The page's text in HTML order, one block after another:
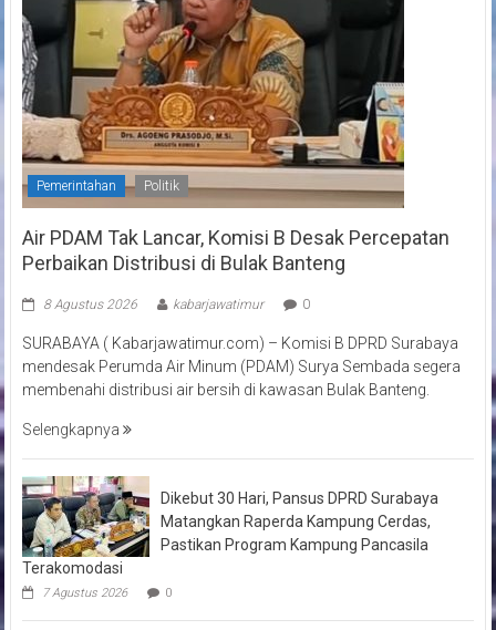
Pemerintahan Politik
Air PDAM Tak Lancar, Komisi B Desak Percepatan
Perbaikan Distribusi di Bulak Banteng
8 Agustus 2026 kabarjawatimur 0
SURABAYA ( Kabarjawatimur.com) – Komisi B DPRD Surabaya
mendesak Perumda Air Minum (PDAM) Surya Sembada segera
membenahi distribusi air bersih di kawasan Bulak Banteng.
Selengkapnya
Dikebut 30 Hari, Pansus DPRD Surabaya
Matangkan Raperda Kampung Cerdas,
Pastikan Program Kampung Pancasila
Terakomodasi
7 Agustus 2026 0